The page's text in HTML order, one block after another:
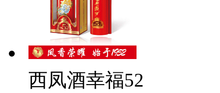
西凤酒幸福52